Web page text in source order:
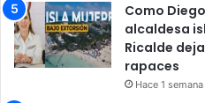
Como
alcaldesa
Ricalde
rapaces
Hace 1 semana